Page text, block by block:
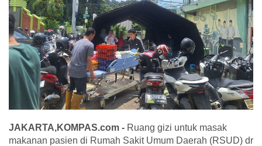
JAKARTA,KOMPAS.com - Ruang gizi untuk masak
makanan pasien di Rumah Sakit Umum Daerah (RSUD) dr